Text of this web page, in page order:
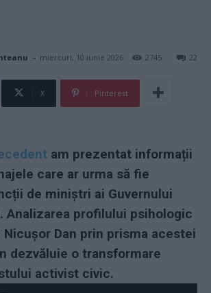
- miercuri, 10 iunie 2026 22
2745
X Pinterest
am prezentat informații
care ar urma să fie
de miniștri ai Guvernului
Analizarea profilului psihologic
Dan prin prisma acestei
dezvăluie o transformare
activist civic.